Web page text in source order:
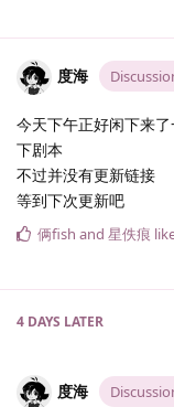
度海
今天下午正好闲下来
下剧本
不过并没有更新链接
等到下次更新吧
俩fish and 星佚痕
4 DAYS LATER
度海